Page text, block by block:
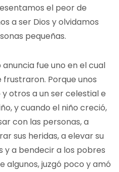
el peor de
a ser Dios y olvidamos
pequeñas.
fue uno en el cual
Porque unos
otros a un ser celestial e
y cuando el niño creció,
con las personas, a
sus heridas, a elevar su
y a bendecir a los pobres
algunos, juzgó poco y amó